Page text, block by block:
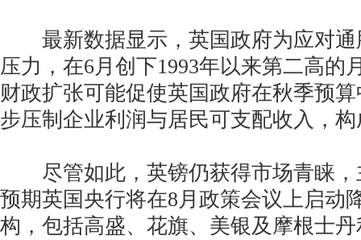
最新数据显示，英国政府为应对通
压力，在6月创下1993年以来第二高的
财政扩张可能促使英国政府在秋季预
步压制企业利润与居民可支配收入，
尽管如此，英镑仍获得市场青睐，
预期英国央行将在8月政策会议上启动
构，包括高盛、花旗、美银及摩根士